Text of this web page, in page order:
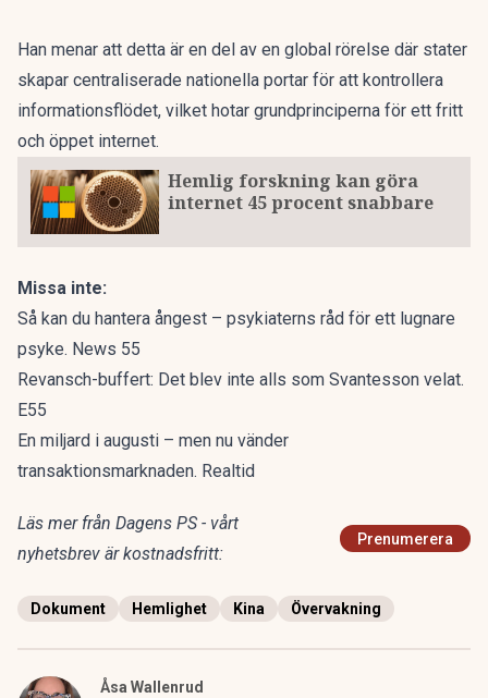
Han menar att detta är en del av en global rörelse där stater
skapar centraliserade nationella portar för att kontrollera
informationsflödet, vilket hotar grundprinciperna för ett fritt
och öppet internet.
Hemlig forskning kan göra
internet 45 procent snabbare
Missa inte:
Så kan du hantera ångest – psykiaterns råd för ett lugnare
psyke. News 55
Revansch-buffert: Det blev inte alls som Svantesson velat.
E55
En miljard i augusti – men nu vänder
transaktionsmarknaden. Realtid
Läs mer från Dagens PS - vårt
nyhetsbrev är kostnadsfritt:
Prenumerera
Dokument Hemlighet Kina Övervakning
Åsa Wallenrud